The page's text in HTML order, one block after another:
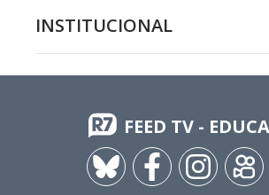
INSTITUCIONAL
FEED TV -